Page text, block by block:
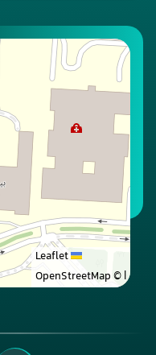
Leaflet
© OpenStreetMap